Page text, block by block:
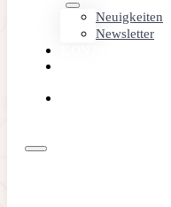
Neuigkeiten
Newsletter